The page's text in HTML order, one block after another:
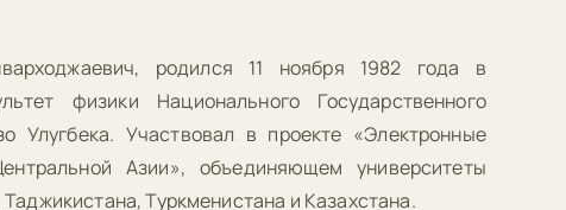
родился 11 ноября 1982 года в
физики Национального Государственного
Улугбека. Участвовал в проекте «Электронные
Азии», объединяющем университеты
Туркменистана и Казахстана.